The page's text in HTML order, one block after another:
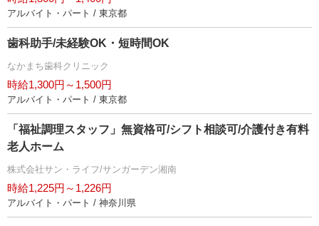
アルバイト・パート / 東京都
歯科助手/未経験OK・短時間OK
なかまち歯科クリニック
時給1,300円～1,500円
アルバイト・パート / 東京都
「福祉調理スタッフ」無資格可/シフト相談可/介護付き有料
老人ホーム
株式会社サン・ライフ/サンガーデン湘南
時給1,225円～1,226円
アルバイト・パート / 神奈川県